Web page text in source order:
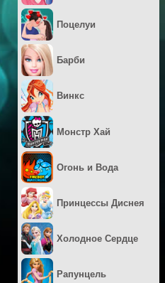
Поцелуи
Барби
Винкс
Монстр Хай
Огонь и Вода
Принцессы Диснея
Холодное Сердце
Рапунцель